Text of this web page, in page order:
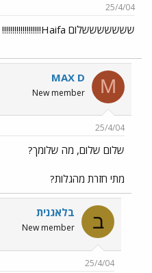
ש
א
ר
25/4/04
שששששששלום Haifa!!!!!!!!!!!!!!!!!!!
M
MAX D
New member
25/4/04
שלום שלום, מה שלומך?
מתי חזרת מהגלות?
ב בלאגנית
New member
25/4/04